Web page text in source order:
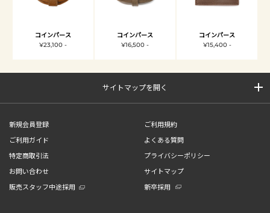
コインパース
¥23,100 -
コインパース
¥16,500 -
コインパース
¥15,400 -
サイトマップを開く
新規会員登録
ご利用規約
ご利用ガイド
よくある質問
特定商取引法
プライバシーポリシー
お問い合わせ
サイトマップ
販売スタッフ中途採用
新卒採用